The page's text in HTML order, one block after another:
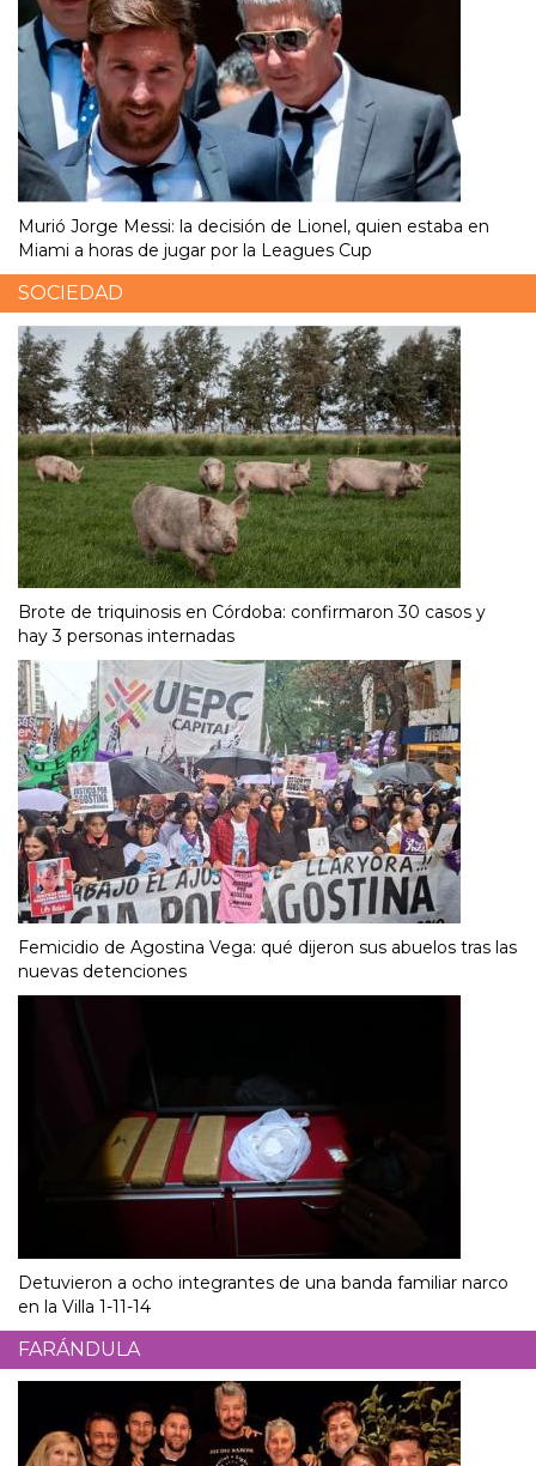
Murió Jorge Messi: la decisión de Lionel, quien estaba en
Miami a horas de jugar por la Leagues Cup
SOCIEDAD
Brote de triquinosis en Córdoba: confirmaron 30 casos y
hay 3 personas internadas
Femicidio de Agostina Vega: qué dijeron sus abuelos tras las
nuevas detenciones
Detuvieron a ocho integrantes de una banda familiar narco
en la Villa 1-11-14
FARÁNDULA